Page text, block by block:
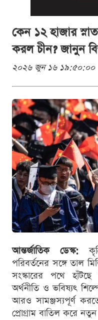
কেন ১২ হাজার
করল চীন? জানুন
২০২৬ জুন ১৬ ১৯:৫০:০০
আন্তর্জাতিক ডেস্ক:
পরিবর্তনের সঙ্গে তাল
সংস্কারের পথে হাঁটছে
অর্থনীতি ও ভবিষ্যৎ
আরও সামঞ্জস্যপূর্ণ
প্রোগ্রাম বাতিল করে